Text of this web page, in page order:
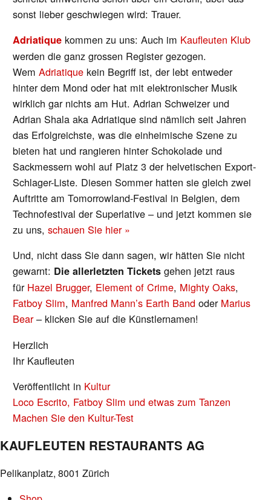
sonst lieber geschwiegen wird: Trauer.
Adriatique kommen zu uns: Auch im Kaufleuten Klub
werden die ganz grossen Register gezogen.
WemAdriatique kein Begriff ist, der lebt entweder
hinter dem Mond oder hat mit elektronischer Musik
wirklich gar nichts am Hut. Adrian Schweizer und
Adrian Shala aka Adriatique sind nämlich seit Jahren
das Erfolgreichste, was die einheimische Szene zu
bieten hat und rangieren hinter Schokolade und
Sackmessern wohl auf Platz 3 der helvetischen Export-
Schlager-Liste. Diesen Sommer hatten sie gleich zwei
Auftritte am Tomorrowland-Festival in Belgien, dem
Technofestival der Superlative – und jetzt kommen sie
zu uns,schauen Sie hier »
Und, nicht dass Sie dann sagen, wir hätten Sie nicht
gewarnt: Die allerletzten Tickets gehen jetzt raus
für Hazel Brugger, Element of Crime, Mighty Oaks,
Fatboy Slim, Manfred Mann’s Earth Band oder Marius
Bear– klicken Sie auf die Künstlernamen!
Herzlich
Ihr Kaufleuten
Veröffentlicht in Kultur
BEITRAGS-
NAVIGATION
Loco Escrito, Fatboy Slim und etwas zum Tanzen
Machen Sie den Kultur-Test
KAUFLEUTEN RESTAURANTS AG
Pelikanplatz, 8001 Zürich